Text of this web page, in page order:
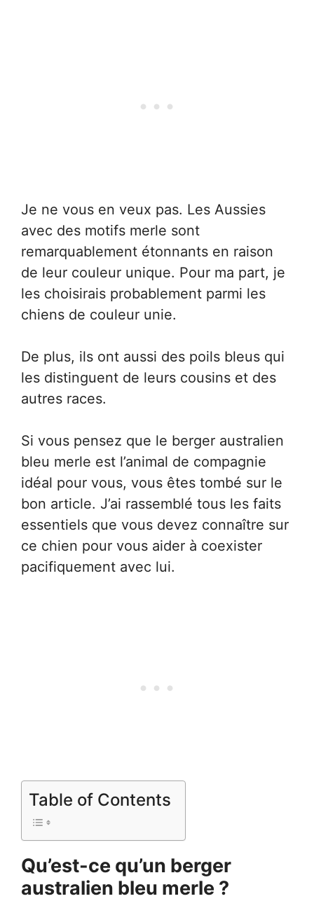
Je ne vous en veux pas. Les Aussies
avec des motifs merle sont
remarquablement étonnants en raison
de leur couleur unique. Pour ma part, je
les choisirais probablement parmi les
chiens de couleur unie.
De plus, ils ont aussi des poils bleus qui
les distinguent de leurs cousins et des
autres races.
Si vous pensez que le berger australien
bleu merle est l’animal de compagnie
idéal pour vous, vous êtes tombé sur le
bon article. J’ai rassemblé tous les faits
essentiels que vous devez connaître sur
ce chien pour vous aider à coexister
pacifiquement avec lui.
Table of Contents
Qu’est-ce qu’un berger
australien bleu merle ?